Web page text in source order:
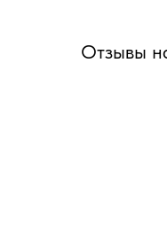
Отзывы